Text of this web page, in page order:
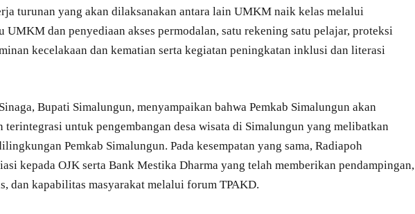
turunan yang akan dilaksanakan antara lain UMKM naik kelas melalui
UMKM dan penyediaan akses permodalan, satu rekening satu pelajar, proteksi
kecelakaan dan kematian serta kegiatan peningkatan inklusi dan literasi
Bupati Simalungun, menyampaikan bahwa Pemkab Simalungun akan
terintegrasi untuk pengembangan desa wisata di Simalungun yang melibatkan
Pemkab Simalungun. Pada kesempatan yang sama, Radiapoh
kepada OJK serta Bank Mestika Dharma yang telah memberikan pendampingan,
dan kapabilitas masyarakat melalui forum TPAKD.